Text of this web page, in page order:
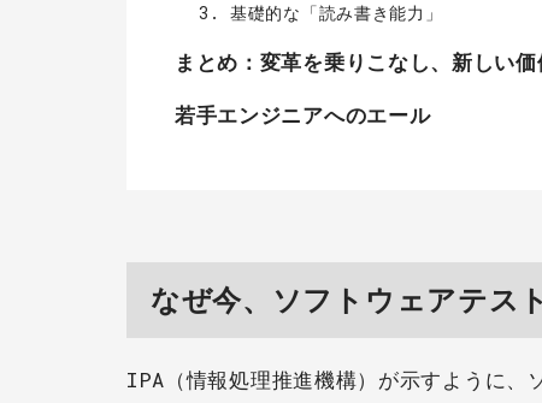
3. 基礎的な「読み書き能力」
まとめ：変革を乗りこなし、新しい
若手エンジニアへのエール
なぜ今、ソフトウェアテス
IPA（情報処理推進機構）が示すように、